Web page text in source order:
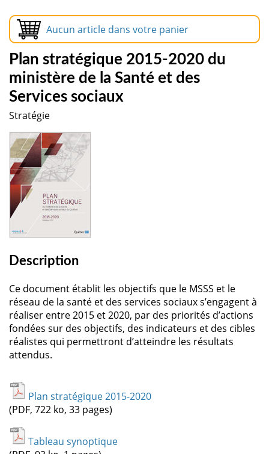
Aucun article dans votre panier
Plan stratégique 2015-2020 du
ministère de la Santé et des
Services sociaux
Stratégie
Description
Ce document établit les objectifs que le MSSS et le
réseau de la santé et des services sociaux s’engagent à
réaliser entre 2015 et 2020, par des priorités d’actions
fondées sur des objectifs, des indicateurs et des cibles
réalistes qui permettront d’atteindre les résultats
attendus.
Plan stratégique 2015-2020
(PDF, 722 ko, 33 pages)
Tableau synoptique